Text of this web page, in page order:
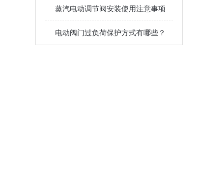
蒸汽电动调节阀安装使用注意事项
电动阀门过负荷保护方式有哪些？